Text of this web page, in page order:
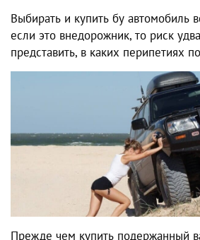
Выбирать и купить бу автомобиль
если это внедорожник, то риск
представить, в каких перипетиях
Прежде чем купить подержанный